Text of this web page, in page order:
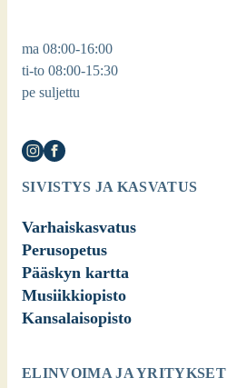
ma 08:00-16:00
ti-to 08:00-15:30
pe suljettu
SIVISTYS JA KASVATUS
Varhaiskasvatus
Perusopetus
Pääskyn kartta
Musiikkiopisto
Kansalaisopisto
ELINVOIMA JA YRITYKSET